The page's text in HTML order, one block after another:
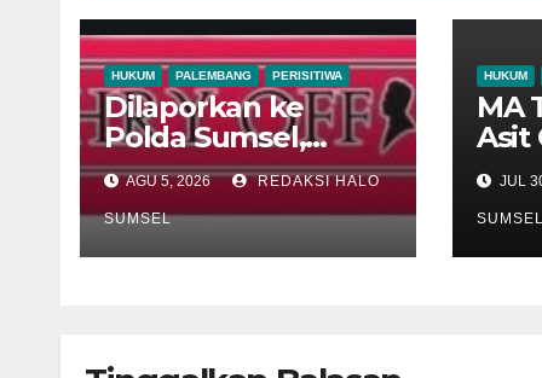
HUKUM PALEMBANG PERISITIWA
Dilaporkan ke
Polda Sumsel,
Notaris HRY: Saya
Tidak Punya
Kewenangan
Simpan dan Jual
AGU 5, 2026 REDAKSI HALO
SUMSEL
HUKUM
MA
Asit
JUL
SUMSEL